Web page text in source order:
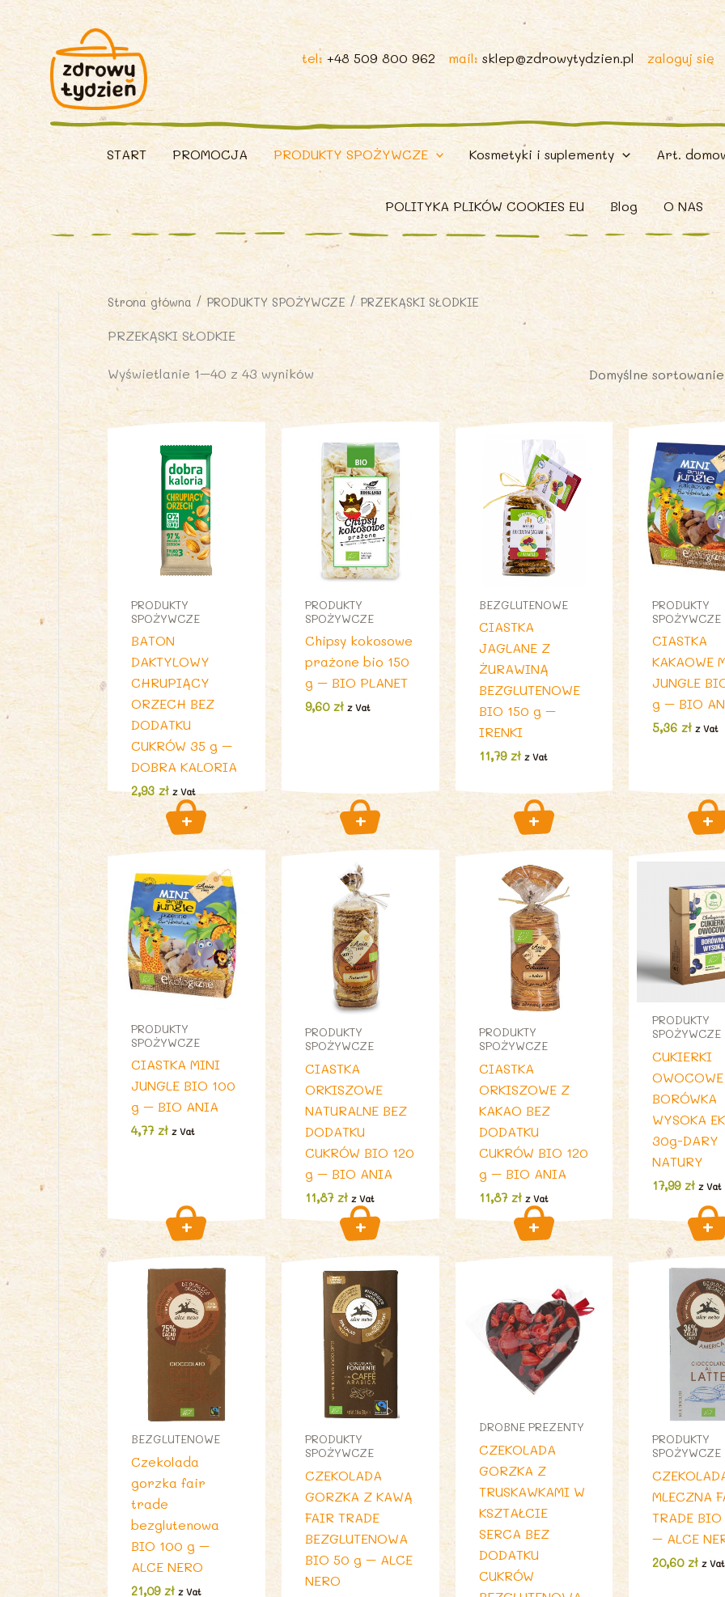
tel: +48 509 800 962 mail: sklep@zdrowytydzien.pl zaloguj się
START PROMOCJA PRODUKTY SPOŻYWCZE Kosmetyki i suplementy Art.
POLITYKA PLIKÓW COOKIES EU Blog O NAS
Strona główna / PRODUKTY SPOŻYWCZE / PRZEKĄSKI SŁODKIE
PRZEKĄSKI SŁODKIE
Wyświetlanie 1–40 z 43 wyników
PRODUKTY
SPOŻYWCZE
BATON
DAKTYLOWY
CHRUPIĄCY
ORZECH BEZ
DODATKU
CUKRÓW 35 g –
DOBRA KALORIA
2,93zł z Vat
PRODUKTY
SPOŻYWCZE
Chipsy kokosowe
prażone bio 150
g – BIO PLANET
9,60 zł z Vat
BEZGLUTENOWE
CIASTKA
JAGLANE Z
ŻURAWINĄ
BEZGLUTENOWE
BIO 150 g –
IRENKI
11,79 zł z Vat
PRODUKTY
SPOŻYWCZE
CIASTKA
KAKAOWE
JUNGLE
g – BIO
5,36zł z Vat
PRODUKTY
SPOŻYWCZE
CIASTKA MINI
JUNGLE BIO 100
g – BIO ANIA
4,77zł z Vat
PRODUKTY
SPOŻYWCZE
CIASTKA
ORKISZOWE
NATURALNE BEZ
DODATKU
CUKRÓW BIO 120
g – BIO ANIA
11,87 zł z Vat
PRODUKTY
SPOŻYWCZE
CIASTKA
ORKISZOWE Z
KAKAO BEZ
DODATKU
CUKRÓW BIO 120
g – BIO ANIA
11,87 zł z Vat
PRODUKTY
SPOŻYWCZE
CUKIERKI
OWOCOWE
BORÓWKA
WYSOKA
30g-DARY
NATURY
17,99zł z Vat
BEZGLUTENOWE
Czekolada
gorzka fair
trade
bezglutenowa
BIO 100 g –
ALCE NERO
21,09zł z Vat
PRODUKTY
SPOŻYWCZE
CZEKOLADA
GORZKA Z KAWĄ
FAIR TRADE
BEZGLUTENOWA
BIO 50 g – ALCE
NERO
DROBNE PREZENTY
CZEKOLADA
GORZKA Z
TRUSKAWKAMI W
KSZTAŁCIE
SERCA BEZ
DODATKU
CUKRÓW
PRODUKTY
SPOŻYWCZE
MLECZNA
TRADE
– ALCE
20,60zł z Vat